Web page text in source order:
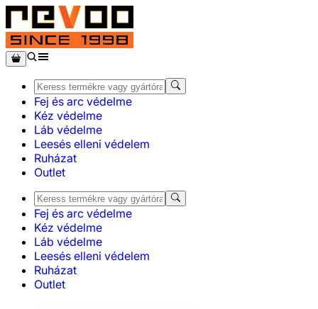
Fej és arc védelme
Kéz védelme
Láb védelme
Leesés elleni védelem
Ruházat
Outlet
Fej és arc védelme
Kéz védelme
Láb védelme
Leesés elleni védelem
Ruházat
Outlet